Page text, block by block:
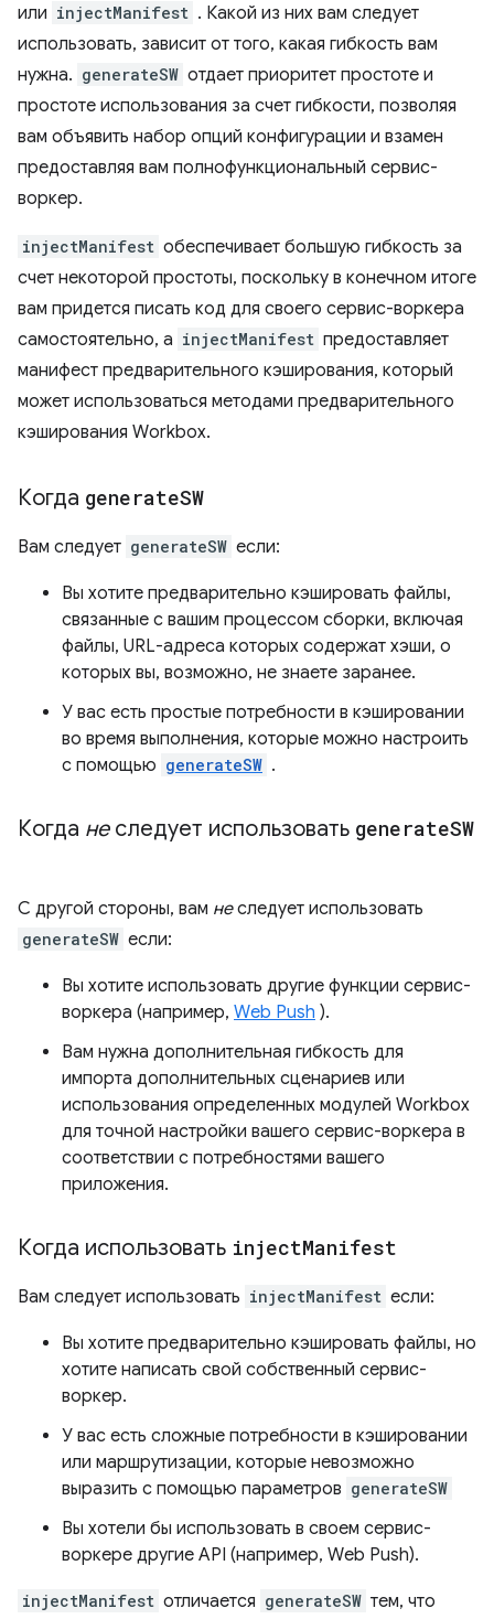
или injectManifest . Какой из них вам следует
использовать, зависит от того, какая гибкость вам
нужна. generateSW отдает приоритет простоте и
простоте использования за счет гибкости, позволяя
вам объявить набор опций конфигурации и взамен
предоставляя вам полнофункциональный сервис-
воркер.
injectManifest обеспечивает большую гибкость за
счет некоторой простоты, поскольку в конечном итоге
вам придется писать код для своего сервис-воркера
самостоятельно, а injectManifest предоставляет
манифест предварительного кэширования, который
может использоваться методами предварительного
кэширования Workbox.
Когда generateSW
Вам следует generateSW если:
Вы хотите предварительно кэшировать файлы,
связанные с вашим процессом сборки, включая
файлы, URL-адреса которых содержат хэши, о
которых вы, возможно, не знаете заранее.
У вас есть простые потребности в кэшировании
во время выполнения, которые можно настроить
с помощью generateSW .
Когда неследует использовать generateSW
С другой стороны, вам неследует использовать
generateSW если:
Вы хотите использовать другие функции сервис-
воркера (например, Web Push ).
Вам нужна дополнительная гибкость для
импорта дополнительных сценариев или
использования определенных модулей Workbox
для точной настройки вашего сервис-воркера в
соответствии с потребностями вашего
приложения.
Когда использовать injectManifest
Вам следует использовать injectManifest если:
Вы хотите предварительно кэшировать файлы, но
хотите написать свой собственный сервис-
воркер.
У вас есть сложные потребности в кэшировании
или маршрутизации, которые невозможно
выразить с помощью параметров generateSW
Вы хотели бы использовать в своем сервис-
воркере другие API (например, Web Push).
injectManifest отличается generateSW тем, что